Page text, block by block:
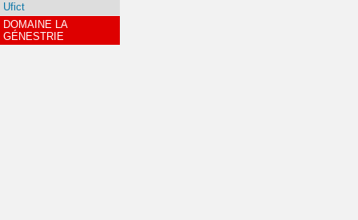
Ufict
DOMAINE LA
GÉNESTRIE